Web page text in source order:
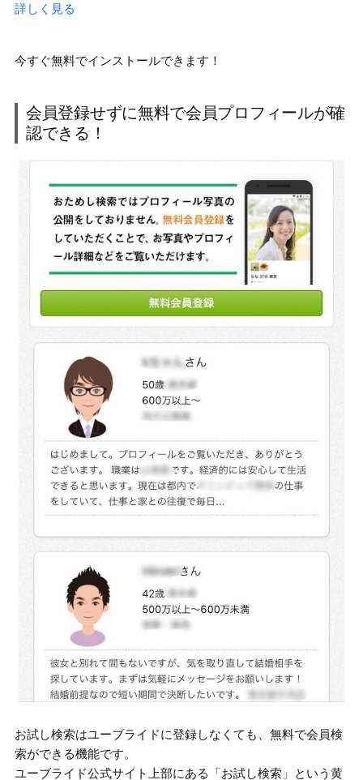
詳しく見る
今すぐ無料でインストールできます！
会員登録せずに無料で会員プロフィールが確
認できる！
お試し検索はユーブライドに登録しなくても、 無料で会員検
索ができる機能です。
ユーブライド公式サイト上部にある「お試し検索」
という黄